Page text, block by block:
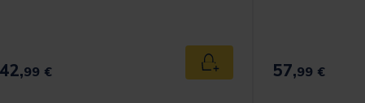
42,99 € Ajouter au panier
57,99 €